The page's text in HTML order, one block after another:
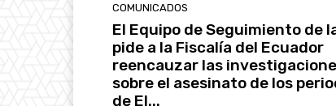
COMUNICADOS
El Equipo de Seguimiento de
pide a la Fiscalía del Ecuador
reencauzar las
sobre el asesinato de los
de El...